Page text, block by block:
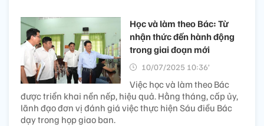
Học và làm theo Bác: Từ
nhận thức đến hành động
trong giai đoạn mới
10/07/2025 10:36’
Việc học và làm theo Bác
được triển khai nền nếp, hiệu quả. Hằng tháng, cấp ủy,
lãnh đạo đơn vị đánh giá việc thực hiện Sáu điều Bác
dạy trong họp giao ban.